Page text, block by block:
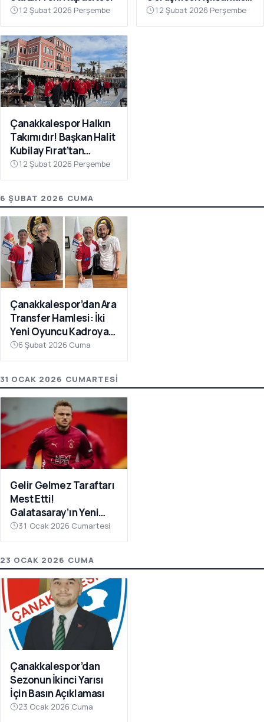
12 Şubat 2026 Perşembe
“Galatasaray’ı Bu Tür
İddialarla
12 Şubat 2026 Perşembe
Çanakkalespor Halkın
Takımıdır! Başkan Halit
Kubilay Fırat’tan
Anlamlı Buluşma
12 Şubat 2026 Perşembe
6 ŞUBAT 2026 CUMA
Çanakkalespor’dan Ara
Transfer Hamlesi: İki
Yeni Oyuncu Kadroya
Katıldı
6 Şubat 2026 Cuma
31 OCAK 2026 CUMARTESI
Gelir Gelmez Taraftarı
Mest Etti!
Galatasaray’ın Yeni
Transferi Noa Lang’dan
Olay Çağrı
31 Ocak 2026 Cumartesi
23 OCAK 2026 CUMA
Çanakkalespor’dan
Sezonun İkinci Yarısı
İçin Basın Açıklaması
23 Ocak 2026 Cuma